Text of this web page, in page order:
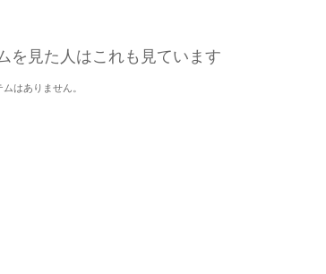
を見た人はこれも見ています
はありません。